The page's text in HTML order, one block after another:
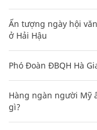
Ấn tượng ngày hội
ở Hải Hậu
Phó Đoàn ĐBQH Hà
Hàng ngàn người Mỹ
gì?